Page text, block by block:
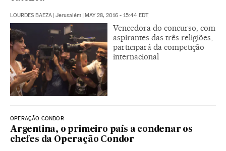
LOURDES BAEZA | Jerusalém | MAY 28, 2016 - 15:44 EDT
Vencedora do concurso, com
aspirantes das três religiões,
participará da competição
internacional
OPERAÇÃO CONDOR
Argentina, o primeiro país a condenar os
chefes da Operação Condor